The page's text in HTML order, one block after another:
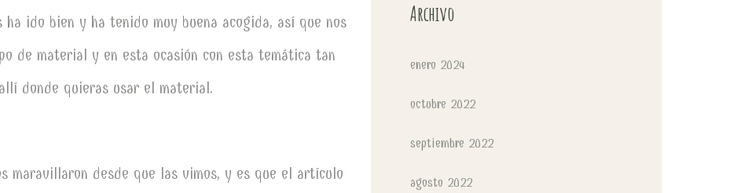
ido bien y ha tenido muy buena acogida, así que nos
de material y en esta ocasión con esta temática tan
donde quieras usar el material.
maravillaron desde que las vimos, y es que el artículo
Archivo
enero 2024
octubre 2022
septiembre 2022
agosto 2022